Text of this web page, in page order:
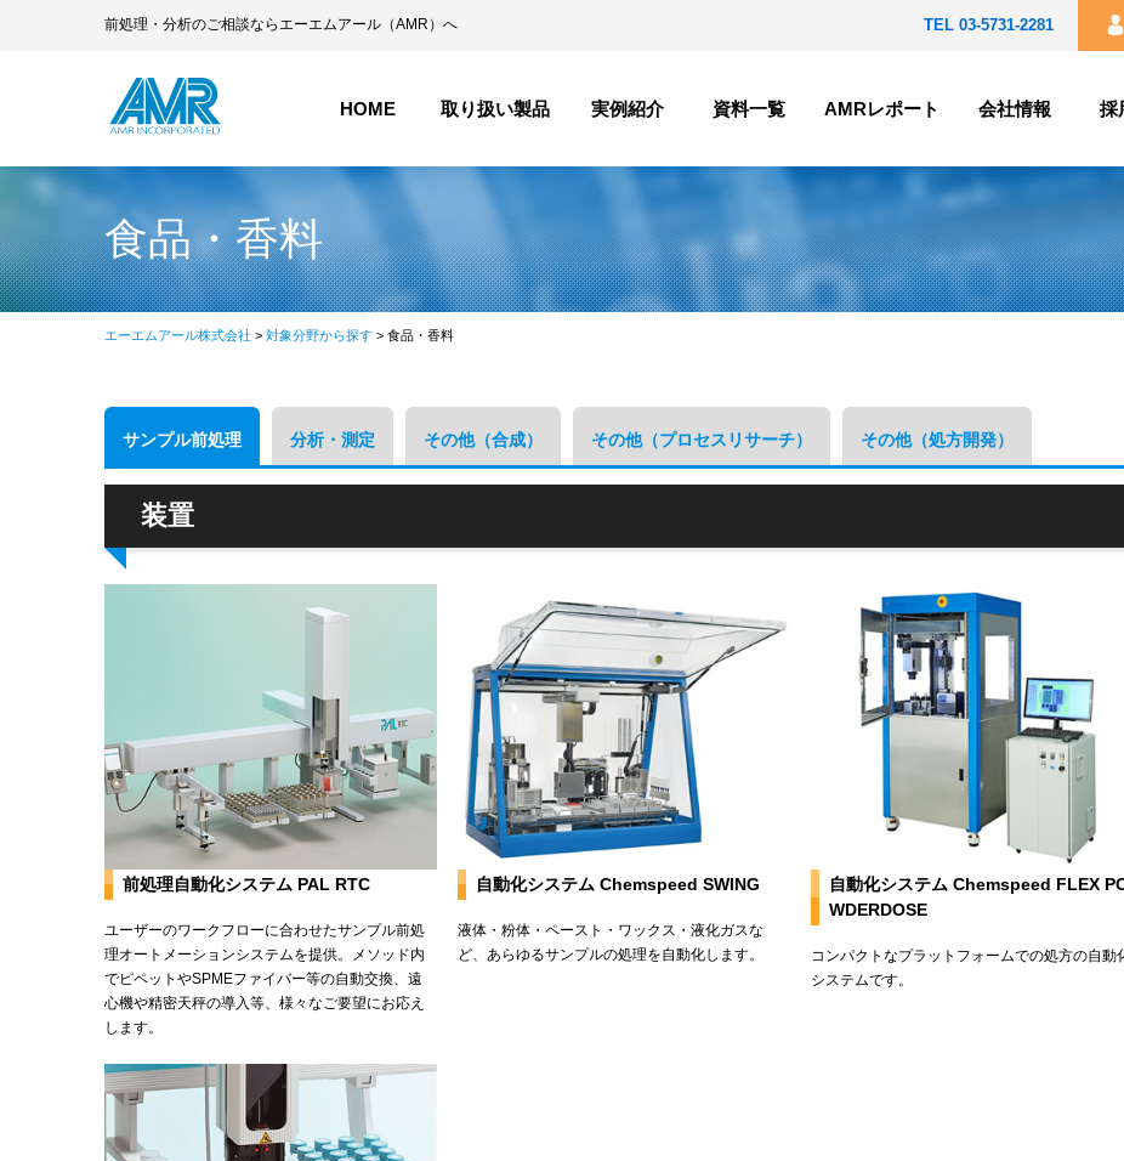
前処理・分析のご相談ならエーエムアール（AMR）へ TEL 03-5731-2281
HOME 取り扱い製品
サンプル前処理
精製・分離・合成
分析・測定
データ解析・テスト
製薬・バイオ医薬品
材料・化学工業
メタボロミクス・プロテオミクス
食品・香料
実例紹介 資料一覧 AMRレポート 会社情報 採
食品・香料
エーエムアール株式会社 > 対象分野から探す > 食品・香料
サンプル前処理 分析・測定 その他（合成） その他（プロセスリサーチ） その他（処方開発）
装置
前処理自動化システム PAL RTC
ユーザーのワークフローに合わせたサンプル前処
理オートメーションシステムを提供。メソッド内
でピペットやSPMEファイバー等の自動交換、遠
心機や精密天秤の導入等、様々なご要望にお応え
します。
自動化システム Chemspeed SWING
液体・粉体・ペースト・ワックス・液化ガスな
ど、あらゆるサンプルの処理を自動化します。
自動化システム Chemspeed FLEX
WDERDOSE
コンパクトなプラットフォームでの処方の自動
システムです。